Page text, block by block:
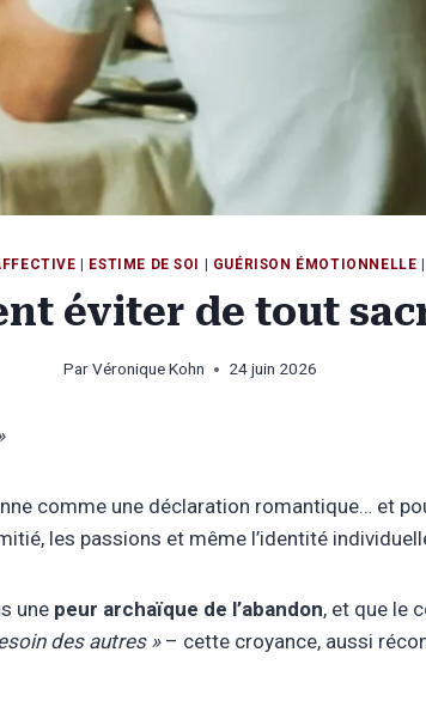
ESTIME DE SOI GUÉRISON ÉMOTIONNELLE
éviter de tout
ParVéronique Kohn 24 juin 2026
comme une déclaration romantique… et
les passions et même l’identité
une peur archaïque de l’abandon, et que le
des autres »– cette croyance, aussi